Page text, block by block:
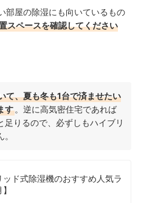
部屋の除湿にも向いているもの
スペースを確認してください
て、夏も冬も1台で済ませたい
す 。逆に高気密住宅であれば
りるので、必ずしもハイブリ
ッド式除湿機のおすすめ人気ラ